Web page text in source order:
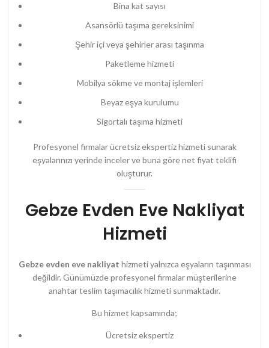
Bina kat sayısı
Asansörlü taşıma gereksinimi
Şehir içi veya şehirler arası taşınma
Paketleme hizmeti
Mobilya sökme ve montaj işlemleri
Beyaz eşya kurulumu
Sigortalı taşıma hizmeti
Profesyonel firmalar ücretsiz ekspertiz hizmeti sunarak
eşyalarınızı yerinde inceler ve buna göre net fiyat teklifi
oluşturur.
Gebze Evden Eve Nakliyat
Hizmeti
Gebze evden eve nakliyat hizmeti yalnızca eşyaların taşınması
değildir. Günümüzde profesyonel firmalar müşterilerine
anahtar teslim taşımacılık hizmeti sunmaktadır.
Bu hizmet kapsamında;
Ücretsiz ekspertiz